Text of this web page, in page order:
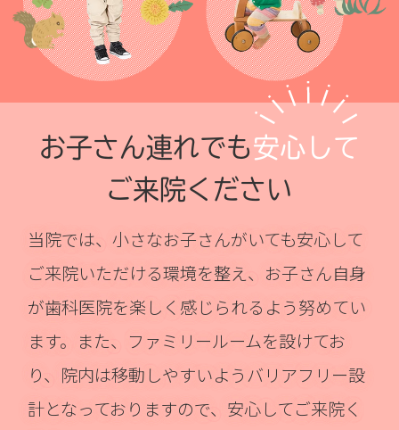
お子さん連れでも安心して
ご来院ください
当院では、小さなお子さんがいても安心して
ご来院いただける環境を整え、お子さん自身
が歯科医院を楽しく感じられるよう努めてい
ます。また、ファミリールームを設けてお
り、院内は移動しやすいようバリアフリー設
計となっておりますので、安心してご来院く